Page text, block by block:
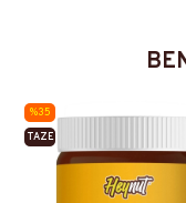
%35
TAZE
ÜRETIM